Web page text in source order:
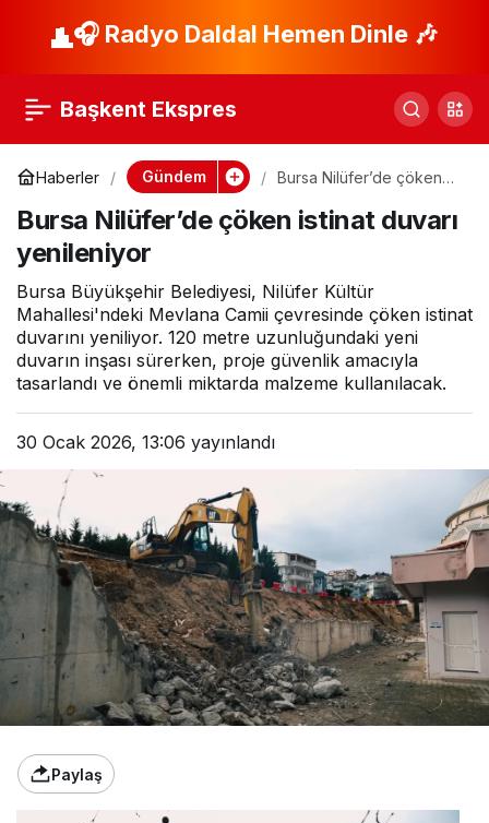
🎧 Radyo Daldal Hemen Dinle 🎶
Başkent Ekspres
Haberler Gündem
Bursa Nilüfer’de çöken
Bursa Nilüfer’de çöken istinat duvarı
yenileniyor
Bursa Büyükşehir Belediyesi, Nilüfer Kültür
Mahallesi'ndeki Mevlana Camii çevresinde çöken istinat
duvarını yeniliyor. 120 metre uzunluğundaki yeni
duvarın inşası sürerken, proje güvenlik amacıyla
tasarlandı ve önemli miktarda malzeme kullanılacak.
30 Ocak 2026, 13:06 yayınlandı
Paylaş
Keşan Balık Hali
sorunundan çıkış
bekliyor
Paylaş